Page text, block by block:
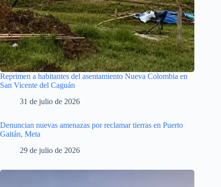
Reprimen a habitantes del asentamiento Nueva Colombia en
San Vicente del Caguán
31 de julio de 2026
Denuncian nuevas amenazas por reclamar tierras en Puerto
Gaitán, Meta
29 de julio de 2026